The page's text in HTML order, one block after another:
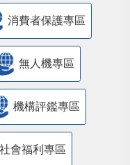
消費者保護專區
無人機專區
機構評鑑專區
會福利專區